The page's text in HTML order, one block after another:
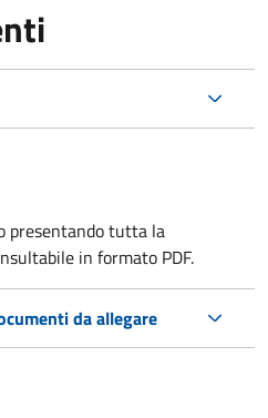
presentando tutta la
in formato PDF.
da allegare